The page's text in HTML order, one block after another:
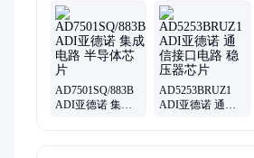
0402b224k160nt、0402b562k500nt、
0402b222k500nt、06035c332jat2a、
0402b103k500nt、0603b103j500nt、
04022r102k500ba、0402cg102j500nt、
l9637d013trst19sop
AD7501SQ/883B
ADI亚德诺 集成
AD5253BRUZ1
ADI亚德诺 通信